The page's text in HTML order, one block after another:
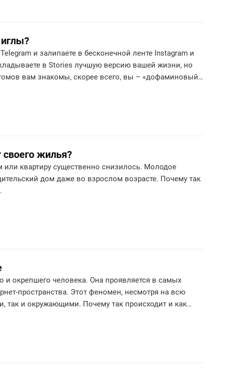
и залипаете в бесконечной ленте Instagram и
в Stories лучшую версию вашей жизни, но
вам знакомы, скорее всего, вы – «дофаминовый
жилья?
квартиру существенно снизилось. Молодое
дом даже во взрослом возрасте. Почему так
и окрепшего человека. Она проявляется в самых
пространства. Этот феномен, несмотря на всю
так и окружающими. Почему так происходит и как